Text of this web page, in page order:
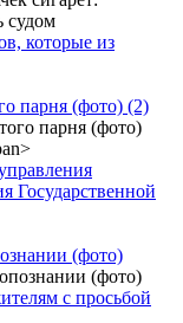
которые из
парня (фото) (2)
Государственной
(фото)
с просьбой